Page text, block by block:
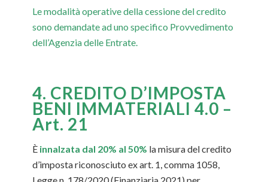
Le modalità operative della cessione del credito
sono demandate ad uno specifico Provvedimento
dell’Agenzia delle Entrate.
4. CREDITO D’IMPOSTA
BENI IMMATERIALI 4.0 –
Art. 21
È innalzata dal 20% al 50% la misura del credito
d’imposta riconosciuto ex art. 1, comma 1058,
Legge n. 178/2020(Finanziaria 2021) per